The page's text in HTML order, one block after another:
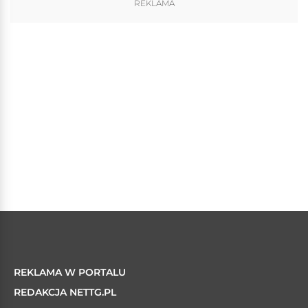
REKLAMA
REKLAMA W PORTALU
REDAKCJA NETTG.PL